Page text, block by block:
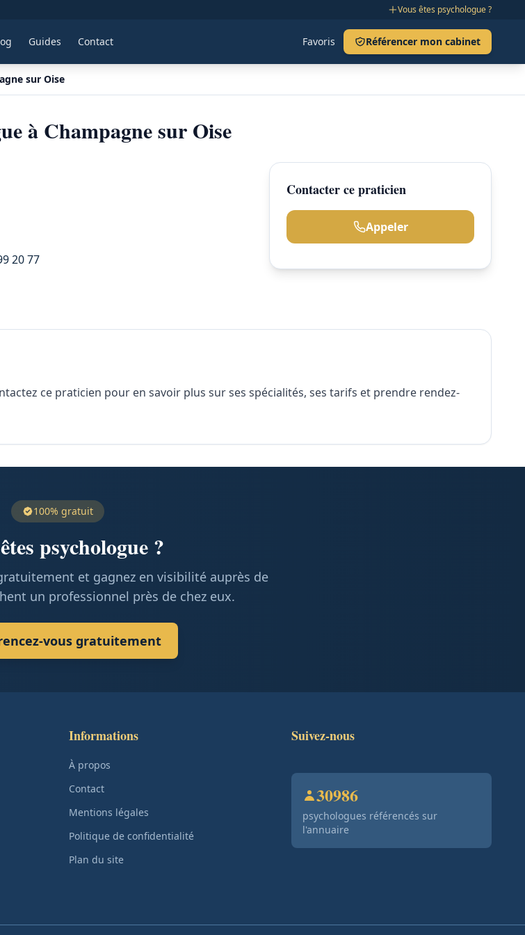
Vous êtes psychologue ?
Guides Contact Favoris Référencer mon cabinet
sur Oise
à Champagne sur Oise
20 77
Contacter ce praticien
Appeler
ce praticien pour en savoir plus sur ses spécialités, ses tarifs et prendre rendez-
100% gratuit
psychologue ?
et gagnez en visibilité auprès de
un professionnel près de chez eux.
vous gratuitement
Informations
À propos
Contact
Mentions légales
Politique de confidentialité
Plan du site
Suivez-nous
30986
psychologues référencés sur
l'annuaire